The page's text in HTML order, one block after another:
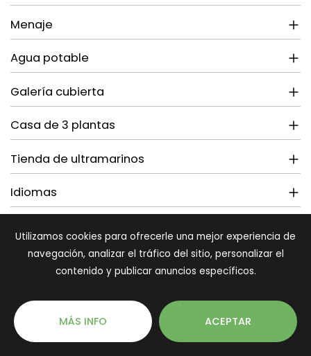
Utilizamos cookies para ofrecerle una mejor experiencia de
navegación, analizar el tráfico del sitio, personalizar el
contenido y publicar anuncios específicos.
ACEPTAR
MÁS INFO
RESERVA ESTA CASA
Menaje
Agua potable
Galería cubierta
Casa de 3 plantas
Tienda de ultramarinos
Idiomas
Entorno turístico-alfarero